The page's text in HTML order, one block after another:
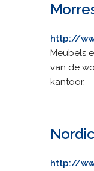
http://
Meubels
van de
kantoor.
http://